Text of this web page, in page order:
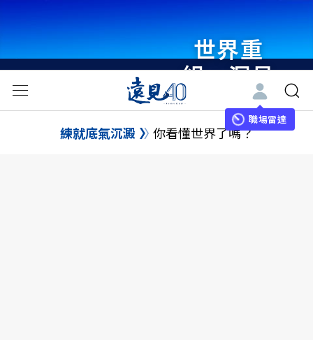
世界重
組・洞見
未來 與
世界領袖
職場雷達
練就底氣沉澱 你看懂世界了嗎？